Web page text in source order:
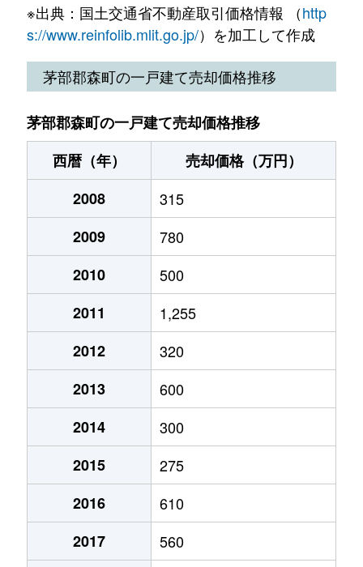
※出典：国土交通省不動産取引価格情報 （http
s://www.reinfolib.mlit.go.jp/）を加工して作成
茅部郡森町の一戸建て売却価格推移
茅部郡森町の一戸建て売却価格推移
西暦（年）
売却価格（万円）
2008
315
2009
780
2010
500
2011
1,255
2012
320
2013
600
2014
300
2015
275
2016
610
2017
560